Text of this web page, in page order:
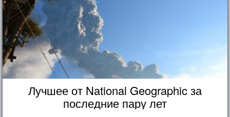
Лучшее от National Geographic за
последние пару лет